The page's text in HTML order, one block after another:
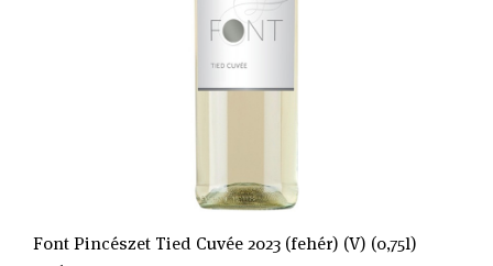
Font Pincészet Tied Cuvée 2023 (fehér) (V) (0,75l)